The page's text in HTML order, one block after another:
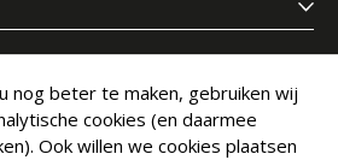
nieuwsbrief
Abonneer
nog beter te maken, gebruiken wij
cookies (en daarmee
Ook willen we cookies plaatsen